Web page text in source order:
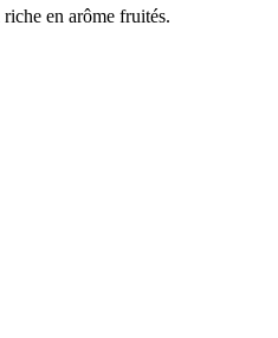
en arôme fruités.